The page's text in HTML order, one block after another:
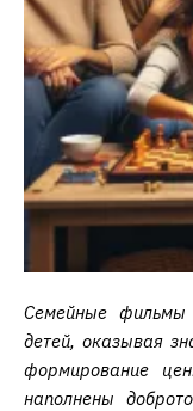
Семейные фильмы
детей, оказывая
формирование
наполнены